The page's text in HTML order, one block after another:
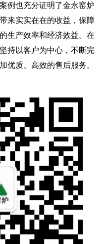
例也充分证明了金永窑炉
来实实在在的收益，保障
生产效率和经济效益。在
持以客户为中心，不断完
优质、高效的售后服务。